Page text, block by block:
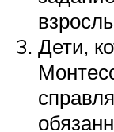
Дети,